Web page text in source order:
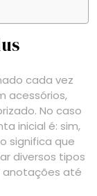
cada vez
acessórios,
No caso
inicial é: sim,
significa que
diversos tipos
anotações até